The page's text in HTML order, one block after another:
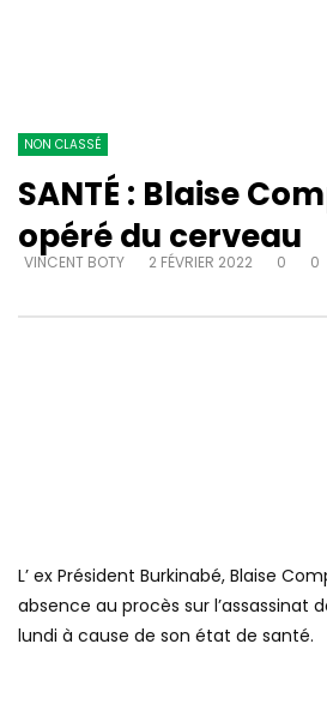
NON CLASSÉ
SANTÉ : Blaise
opéré du cerveau
VINCENT BOTY 2 FÉVRIER 2022 0 0
L’ ex Président Burkinabé, Blaise
absence au procès sur l’assassinat
lundi à cause de son état de santé.